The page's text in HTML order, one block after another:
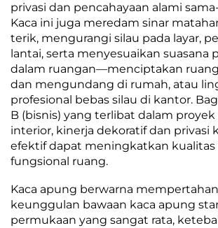
privasi dan pencahayaan alami
Kaca ini juga meredam sinar
terik, mengurangi silau pada layar,
lantai, serta menyesuaikan suasana
dalam ruangan—menciptakan
dan mengundang di rumah, atau
profesional bebas silau di kantor.
B (bisnis) yang terlibat dalam proyek
interior, kinerja dekoratif dan privasi
efektif dapat meningkatkan kualitas
fungsional ruang.
Kaca apung berwarna
keunggulan bawaan kaca apung
permukaan yang sangat rata,